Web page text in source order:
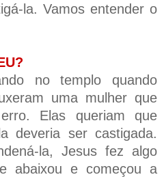
la. Vamos entender o
no templo quando
uma mulher que
Elas queriam que
deveria ser castigada.
la, Jesus fez algo
abaixou e começou a